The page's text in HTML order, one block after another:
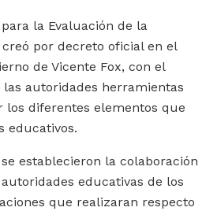
la Evaluación de la
creó por decreto oficial en el
de Vicente Fox, con el
autoridades herramientas
los diferentes elementos que
educativos.
establecieron la colaboración
educativas de los
que realizaran respecto